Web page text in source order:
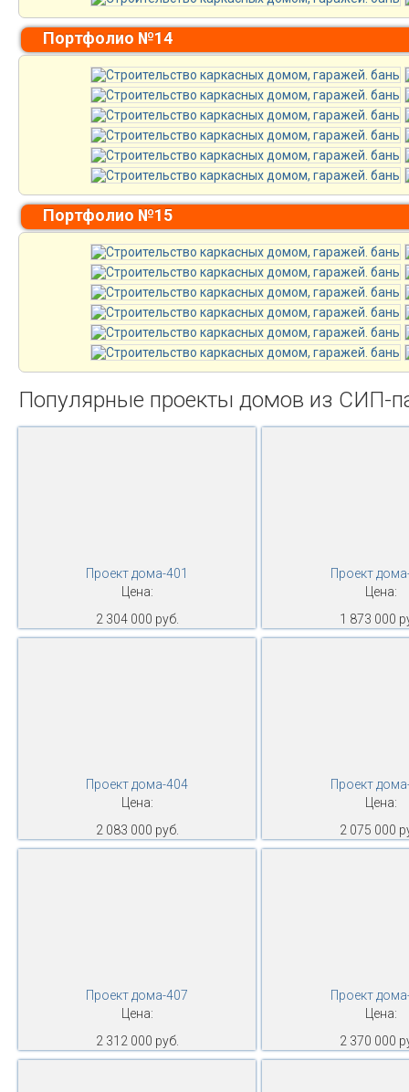
Портфолио №14
Портфолио №15
Популярные проекты домов из СИП-
Проект дома-401
Цена:
2 304 000 руб.
Проект
Цена:
1 873 000
Проект дома-404
Цена:
2 083 000 руб.
Проект
Цена:
2 075 000
Проект дома-407
Цена:
2 312 000 руб.
Проект
Цена:
2 370 000